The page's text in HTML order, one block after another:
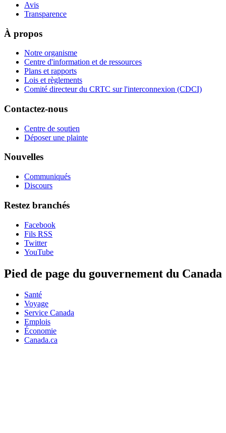
Avis
Transparence
À propos
Notre organisme
Centre d'information et de ressources
Plans et rapports
Lois et règlements
Comité directeur du CRTC sur l'interconnexion (CDCI)
Contactez-nous
Centre de soutien
Déposer une plainte
Nouvelles
Communiqués
Discours
Restez branchés
Facebook
Fils RSS
Twitter
YouTube
Pied de page du gouvernement du Canada
Santé
Voyage
Service Canada
Emplois
Économie
Canada.ca